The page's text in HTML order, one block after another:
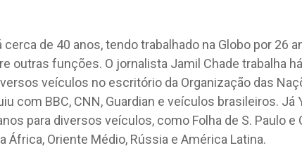
de 40 anos, tendo trabalhado na Globo por 26
outras funções. O jornalista Jamil Chade trabalha
veículos no escritório da Organização das
com BBC, CNN, Guardian e veículos brasileiros. Já
para diversos veículos, como Folha de S. Paulo e
África, Oriente Médio, Rússia e América Latina.